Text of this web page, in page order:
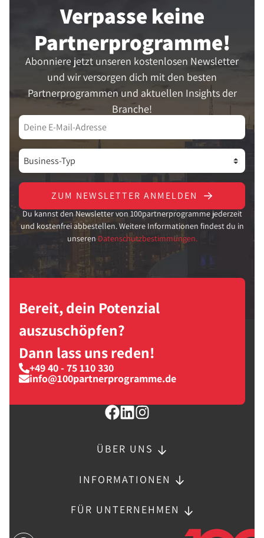
Verpasse keine
Partner­programme!
Abonniere jetzt unseren kostenlosen Newsletter
und wir versorgen dich mit den besten
Partnerprogrammen und aktuellen Insights der
Branche!
ZUM NEWSLETTER ANMELDEN
Du kannst den Newsletter von 100partnerprogramme jederzeit
und kostenfrei abbestellen. Weitere Informationen findest du in
unseren Datenschutzbestimmungen.
Bereit, dein Potenzial
auszuschöpfen?
Dann lass uns reden!
+49 40 - 75 110 330
info@100partnerprogramme.de
ÜBER UNS
INFORMATIONEN
FÜR UNTERNEHMEN